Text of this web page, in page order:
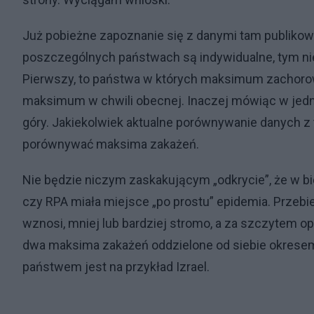
Już pobieżne zapoznanie się z danymi tam
poszczególnych państwach są indywidualne, tym
Pierwszy, to państwa w których maksimum
maksimum w chwili obecnej. Inaczej mówiąc w
góry. Jakiekolwiek aktualne porównywanie danych
porównywać maksima zakażeń.
Nie będzie niczym zaskakującym „odkrycie”, że w
czy RPA miała miejsce „po prostu” epidemia.
wznosi, mniej lub bardziej stromo, a za szczytem
dwa maksima zakażeń oddzielone od siebie
państwem jest na przykład Izrael.